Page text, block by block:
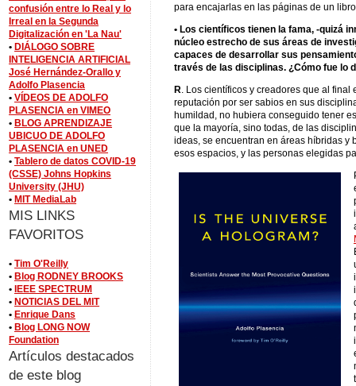
para encajarlas en las páginas de un
• Los científicos tienen la fama, -quizá
núcleo estrecho de sus áreas de
capaces de desarrollar sus
través de las disciplinas. ¿Cómo fue lo
R. Los científicos y creadores que al
reputación por ser sabios en sus
humildad, no hubiera conseguido tener
que la mayoría, sino todas, de las
ideas, se encuentran en áreas híbridas y
esos espacios, y las personas elegidas
confusión entre lo Real y lo
Irreal en la Segunda
Digitalización en 'La Nau'
• DIÁLOGO SOBRE
INTELIGENCIA ARTIFICIAL
José Hernández-Orallo y
Adolfo Plasencia
• VÍDEOS DE ADOLFO
PLASENCIA en VIMEO
• BLOG APRENDIZAJE
UBICUO DE ADOLFO
PLASENCIA en UNED
• Tablero de datos COVID-19
(CSSE) Johns Hopkins
University (JHU)
• MIT MediaLab
MIS LINKS
FAVORITOS
• Tim O'Reilly
• Blog RODNEY BROOKS
• IEEE SPECTRUM
• NOTICIAS DEL MIT
• Enrique Dans
• Blog LONG NOW
Foundation
Artículos destacados
de este blog